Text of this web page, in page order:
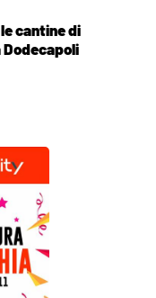
cantine di
Dodecapoli